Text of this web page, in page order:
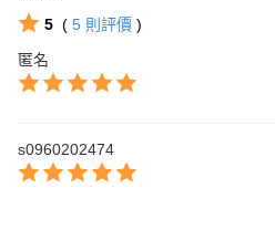
5 ( 5 則評價 )
匿名
s0960202474